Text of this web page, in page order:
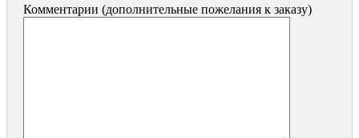
Комментарии (дополнительные пожелания к заказу)